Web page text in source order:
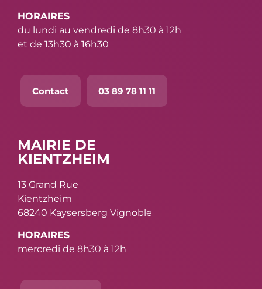
HORAIRES
du lundi au vendredi de 8h30 à 12h
et de 13h30 à 16h30
Contact 03 89 78 11 11
MAIRIE DE
KIENTZHEIM
13 Grand Rue
Kientzheim
68240 Kaysersberg Vignoble
HORAIRES
mercredi de 8h30 à 12h